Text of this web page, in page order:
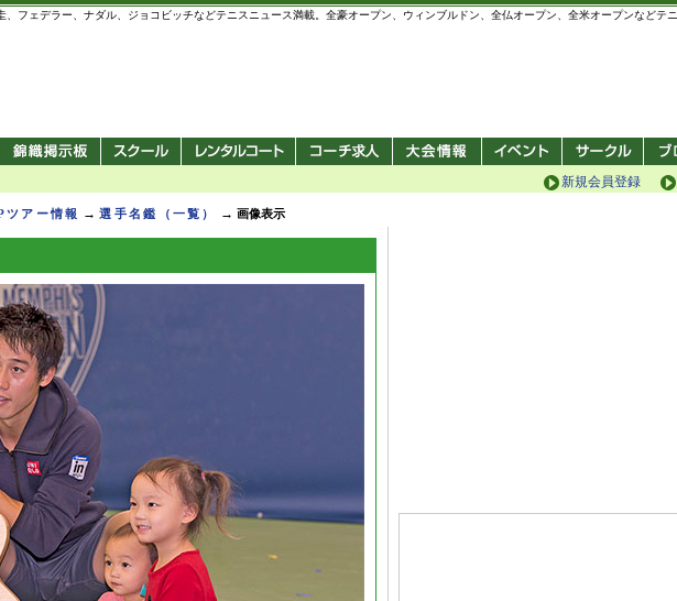
フェデラー、ナダル、ジョコビッチなどテニスニュース満載。全豪オープン、ウィンブルドン、全仏オープン、全米オープンなどテ
新規会員登録
アー情報 →選手名鑑（一覧） → 画像表示